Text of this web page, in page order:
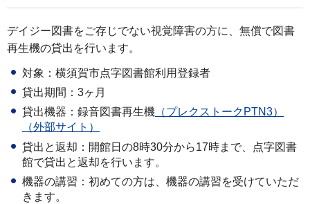
デイジー図書をご存じでない視覚障害の方に、無償で図書
再生機の貸出を行います。
対象：横須賀市点字図書館利用登録者
貸出期間：3ヶ月
貸出機器：録音図書再生機 （プレクストークPTN3）
（外部サイト）
貸出と返却：開館日の8時30分から17時まで、点字図書
館で貸出と返却を行います。
機器の講習：初めての方は、機器の講習を受けていただ
きます。